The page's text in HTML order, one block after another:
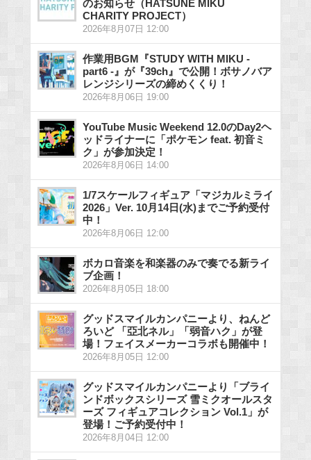
のお知らせ（HATSUNE MIKU
CHARITY PROJECT）
2026年8月07日 12:00
作業用BGM『STUDY WITH MIKU -
part6 -』が『39ch』で公開！ボサノバア
レンジシリーズの締めくくり！
2026年8月06日 19:00
YouTube Music Weekend 12.0のDay2ヘ
ッドライナーに「ポケモン feat. 初音ミ
ク」が参加決定！
2026年8月06日 14:00
1/7スケールフィギュア「マジカルミライ
2026」Ver. 10月14日(水)までご予約受付
中！
2026年8月06日 12:00
ボカロ音楽を和楽器のみで奏でる新ライ
ブ企画！
2026年8月05日 18:00
グッドスマイルカンパニーより、ねんど
ろいど 「亞北ネル」「弱音ハク」が登
場！フェイスメーカーコラボも開催中！
2026年8月05日 12:00
グッドスマイルカンパニーより「ブライ
ンドボックスシリーズ 雪ミクオールスタ
ーズ フィギュアコレクション Vol.1」が
登場！ご予約受付中！
2026年8月04日 12:00